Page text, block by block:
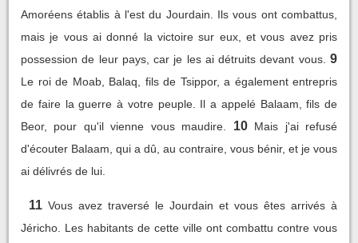
Amoréens établis à l'est du Jourdain. Ils vous ont combattus,
mais je vous ai donné la victoire sur eux, et vous avez pris
possession de leur pays, car je les ai détruits devant vous. 9
Le roi de Moab, Balaq, fils de Tsippor, a également entrepris
de faire la guerre à votre peuple. Il a appelé Balaam, fils de
Beor, pour qu'il vienne vous maudire.
10 Mais j'ai refusé
d'écouter Balaam, qui a dû, au contraire, vous bénir, et je vous
ai délivrés de lui.
11 Vous avez traversé le Jourdain et vous êtes arrivés à
Jéricho. Les habitants de cette ville ont combattu contre vous